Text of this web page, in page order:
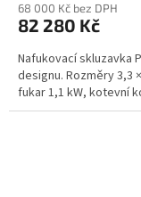
68 000 Kč bez DPH
82 280 Kč
Nafukovací skluzavka
designu. Rozměry 3,3
fukar 1,1 kW, kotevní